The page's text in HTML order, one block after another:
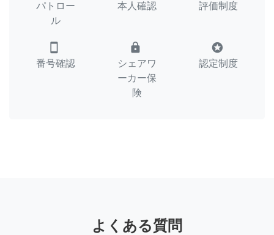
パトロー
ル
本人確認 評価制度
smartphone
番号確認
lock
シェアワ
ーカー保
険
stars
認定制度
よくある質問